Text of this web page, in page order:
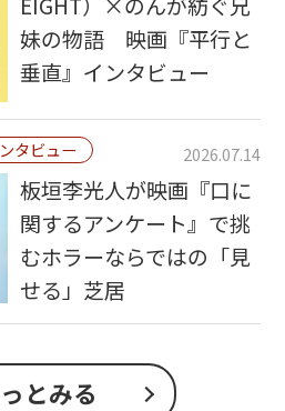
妹の物語 映画『平行と
垂直』インタビュー
タビュー 2026.07.14
板垣李光人が映画『口に
関するアンケート』で挑
むホラーならではの「見
せる」芝居
とみる